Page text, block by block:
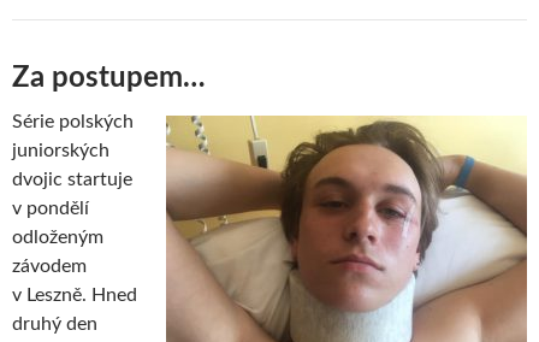
Za postupem…
Série polských
juniorských
dvojic startuje
v pondělí
odloženým
závodem
v Leszně. Hned
druhý den